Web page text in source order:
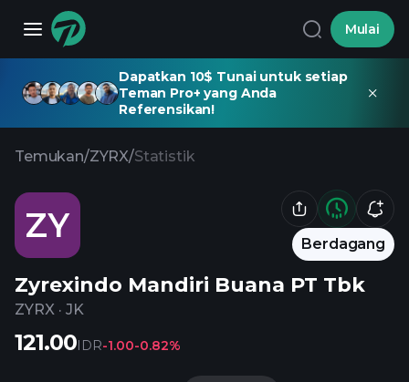
Mulai
Dapatkan 10$ Tunai untuk setiap
Teman Pro+ yang Anda
Referensikan!
Temukan/ZYRX/Statistik
ZY Berdagang
Zyrexindo Mandiri Buana PT Tbk
ZYRX · JK
121.00IDR-1.00-0.82%